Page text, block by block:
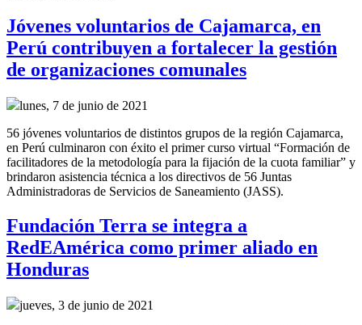
Jóvenes voluntarios de Cajamarca, en
Perú contribuyen a fortalecer la gestión
de organizaciones comunales
lunes, 7 de junio de 2021
56 jóvenes voluntarios de distintos grupos de la región Cajamarca,
en Perú culminaron con éxito el primer curso virtual “Formación de
facilitadores de la metodología para la fijación de la cuota familiar” y
brindaron asistencia técnica a los directivos de 56 Juntas
Administradoras de Servicios de Saneamiento (JASS).
Fundación Terra se integra a
RedEAmérica como primer aliado en
Honduras
jueves, 3 de junio de 2021